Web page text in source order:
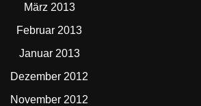
März 2013
Februar 2013
Januar 2013
Dezember 2012
November 2012